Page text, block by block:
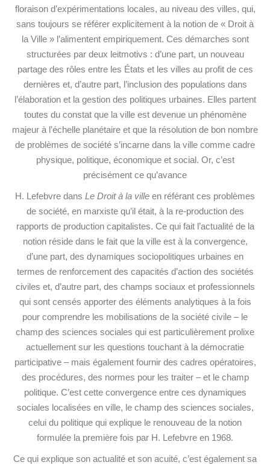
floraison d’expérimentations locales, au niveau des villes, qui,
sans toujours se référer explicitement à la notion de « Droit à
la Ville » l’alimentent empiriquement. Ces démarches sont
structurées par deux leitmotivs : d’une part, un nouveau
partage des rôles entre les États et les villes au profit de ces
dernières et, d’autre part, l’inclusion des populations dans
l’élaboration et la gestion des politiques urbaines. Elles partent
toutes du constat que la ville est devenue un phénomène
majeur à l’échelle planétaire et que la résolution de bon nombre
de problèmes de société s’incarne dans la ville comme cadre
physique, politique, économique et social. Or, c’est
précisément ce qu’avance
H. Lefebvre dans Le Droit à la ville en référant ces problèmes
de société, en marxiste qu’il était, à la re-production des
rapports de production capitalistes. Ce qui fait l’actualité de la
notion réside dans le fait que la ville est à la convergence,
d’une part, des dynamiques sociopolitiques urbaines en
termes de renforcement des capacités d’action des sociétés
civiles et, d’autre part, des champs sociaux et professionnels
qui sont censés apporter des éléments analytiques à la fois
pour comprendre les mobilisations de la société civile – le
champ des sciences sociales qui est particulièrement prolixe
actuellement sur les questions touchant à la démocratie
participative – mais également fournir des cadres opératoires,
des procédures, des normes pour les traiter – et le champ
politique. C’est cette convergence entre ces dynamiques
sociales localisées en ville, le champ des sciences sociales,
celui du politique qui explique le renouveau de la notion
formulée la première fois par H. Lefebvre en 1968.
Ce qui explique son actualité et son acuité, c’est également sa